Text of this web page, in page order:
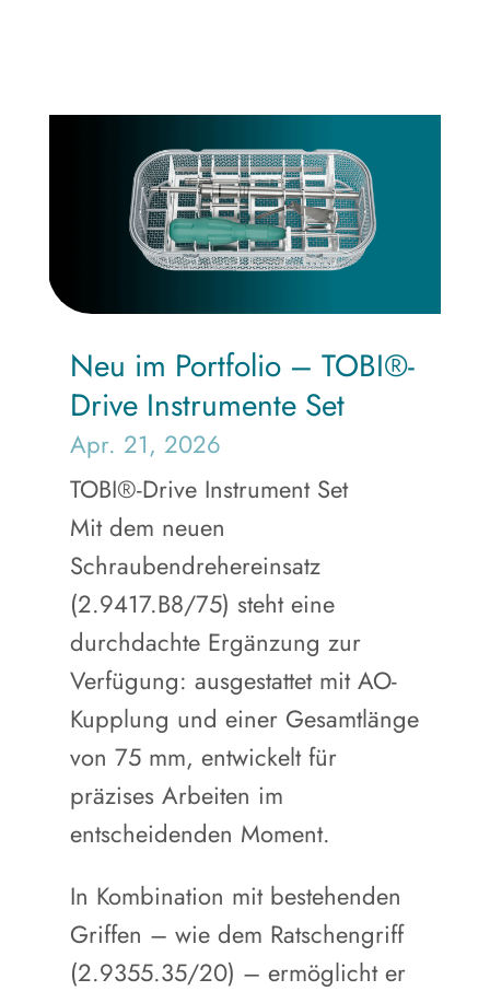
Neu im Portfolio – TOBI®-
Drive Instrumente Set
Apr. 21, 2026
TOBI®-Drive Instrument Set
Mit dem neuen
Schraubendrehereinsatz
(2.9417.B8/75) steht eine
durchdachte Ergänzung zur
Verfügung: ausgestattet mit AO-
Kupplung und einer Gesamtlänge
von 75 mm, entwickelt für
präzises Arbeiten im
entscheidenden Moment.
In Kombination mit bestehenden
Griffen – wie dem Ratschengriff
(2.9355.35/20) – ermöglicht er